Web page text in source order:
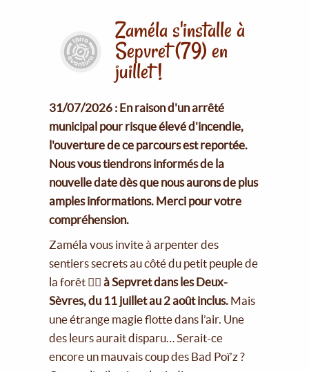
Zaméla s'installe à
Sepvret (79) en
juillet !
31/07/2026 : En raison d'un arrêté
municipal pour risque élevé d'incendie,
l'ouverture de ce parcours est reportée.
Nous vous tiendrons informés de la
nouvelle date dès que nous aurons de plus
amples informations. Merci pour votre
compréhension.
Zaméla vous invite à arpenter des
sentiers secrets au côté du petit peuple de
la forêt 🧚‍♀️ à Sepvret dans les Deux-
Sèvres, du 11 juillet au 2 août inclus. Mais
une étrange magie flotte dans l’air. Une
des leurs aurait disparu… Serait-ce
encore un mauvais coup des Bad Poï’z ?